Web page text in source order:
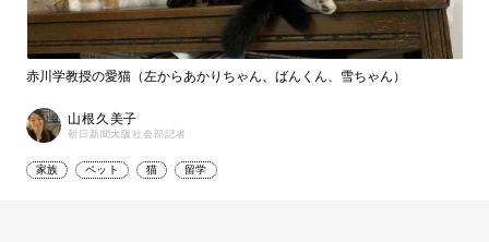
赤川学教授の愛猫（左からあかりちゃん、ばんくん、雪ちゃん）
山根久美子
朝日新聞大阪社会部記者
家族 ペット 猫 留学